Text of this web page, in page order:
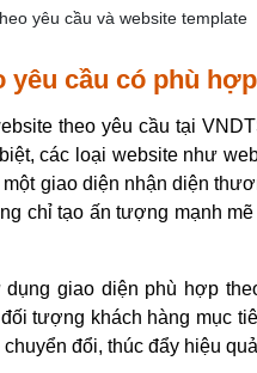
yêu cầu có phù
theo yêu cầu tại
các loại website như
giao diện nhận diện
chỉ tạo ấn tượng mạnh
giao diện phù hợp
tượng khách hàng mục
đổi, thúc đẩy hiệu